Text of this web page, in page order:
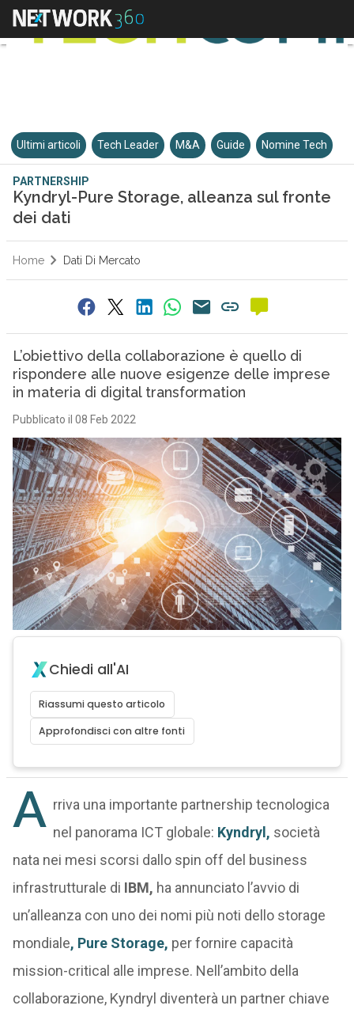
Ultimi articoli Tech Leader M&A Guide Nomine Tech
PARTNERSHIP
Kyndryl-Pure Storage, alleanza sul fronte
dei dati
Home Dati Di Mercato
L’obiettivo della collaborazione è quello di
rispondere alle nuove esigenze delle imprese
in materia di digital transformation
Pubblicato il 08 Feb 2022
Chiedi all'AI
Riassumi questo articolo
Approfondisci con altre fonti
A rriva una importante partnership tecnologica
nel panorama ICT globale: Kyndryl, società
nata nei mesi scorsi dallo spin off del business
infrastrutturale di IBM, ha annunciato l’avvio di
un’alleanza con uno dei nomi più noti dello storage
mondiale, Pure Storage, per fornire capacità
mission-critical alle imprese. Nell’ambito della
collaborazione, Kyndryl diventerà un partner chiave